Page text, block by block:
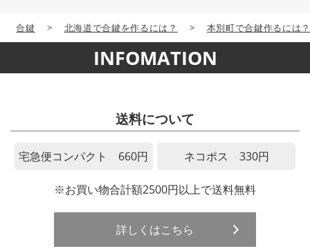
合鍵 > 北海道で合鍵を作るには？ > 本別町で合鍵作るには
INFOMATION
送料について
宅急便コンパクト 660円 ネコポス 330円
※お買い物合計額2500円以上で送料無料
詳しくはこちら